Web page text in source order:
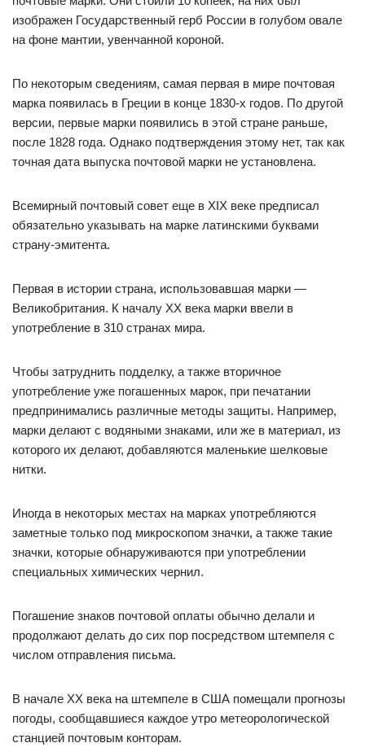
изображен Государственный герб России в голубом овале
на фоне мантии, увенчанной короной.
По некоторым сведениям, самая первая в мире почтовая
марка появилась в Греции в конце 1830-х годов. По другой
версии, первые марки появились в этой стране раньше,
после 1828 года. Однако подтверждения этому нет, так как
точная дата выпуска почтовой марки не установлена.
Всемирный почтовый совет еще в XIX веке предписал
обязательно указывать на марке латинскими буквами
страну-эмитента.
Первая в истории страна, использовавшая марки —
Великобритания. К началу ХХ века марки ввели в
употребление в 310 странах мира.
Чтобы затруднить подделку, а также вторичное
употребление уже погашенных марок, при печатании
предпринимались различные методы защиты. Например,
марки делают с водяными знаками, или же в материал, из
которого их делают, добавляются маленькие шелковые
нитки.
Иногда в некоторых местах на марках употребляются
заметные только под микроскопом значки, а также такие
значки, которые обнаруживаются при употреблении
специальных химических чернил.
Погашение знаков почтовой оплаты обычно делали и
продолжают делать до сих пор посредством штемпеля с
числом отправления письма.
В начале XX века на штемпеле в США помещали прогнозы
погоды, сообщавшиеся каждое утро метеорологической
станцией почтовым конторам.